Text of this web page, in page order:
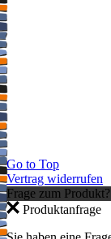
Go to Top
Vertrag widerrufen
Frage zum Produkt?
Produktanfrage